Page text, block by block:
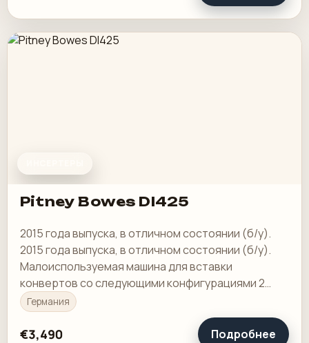
Pitney Bowes DI425
2015 года выпуска, в отличном состоянии (б/у).
2015 года выпуска, в отличном состоянии (б/у).
Малоиспользуемая машина для вставки
конвертов со следующими конфигурациями 2
устройства подачи развернутых документов
большой емкости…
Германия
€3,490 Подробнее